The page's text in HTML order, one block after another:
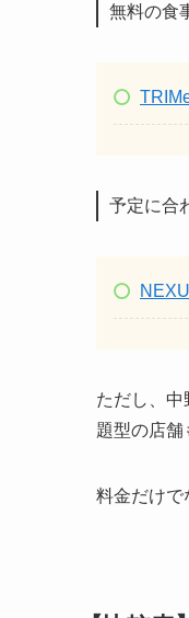
無料の食
予定に合
ただし、
題型の店舗
料金だけで